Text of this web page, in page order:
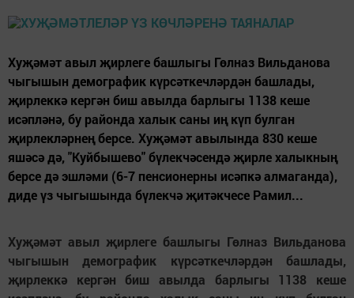
Хуҗәмәт авыл җирлеге башлыгы Гөлназ Вильданова
чыгышын демографик күрсәткечләрдән башлады,
җирлеккә кергән биш авылда барлыгы 1138 кеше
исәпләнә, бу районда халык саны иң күп булган
җирлекләрнең берсе. Хуҗәмәт авылында 830 кеше
яшәсә дә, "Куйбышево" бүлекчәсендә җирле халыкның
берсе дә эшләми (6-7 пенсионерны исәпкә алмаганда),
диде үз чыгышында бүлекчә җитәкчесе Рамил...
Хуҗәмәт авыл җирлеге башлыгы Гөлназ Вильданова
чыгышын демографик күрсәткечләрдән башлады,
җирлеккә кергән биш авылда барлыгы 1138 кеше